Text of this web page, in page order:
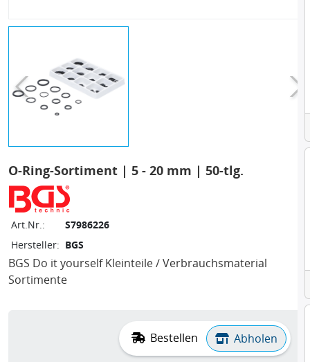
O-Ring-Sortiment | 5 - 20 mm | 50-tlg.
Art.Nr.:
S7986226
Hersteller: BGS
BGS Do it yourself Kleinteile / Verbrauchsmaterial
Sortimente
Bestellen Abholen